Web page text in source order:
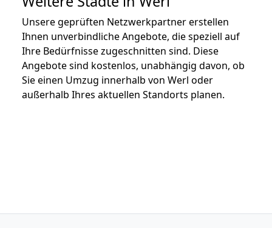
Unsere geprüften Netzwerkpartner erstellen
Ihnen unverbindliche Angebote, die speziell auf
Ihre Bedürfnisse zugeschnitten sind. Diese
Angebote sind kostenlos, unabhängig davon, ob
Sie einen Umzug innerhalb von Werl oder
außerhalb Ihres aktuellen Standorts planen.